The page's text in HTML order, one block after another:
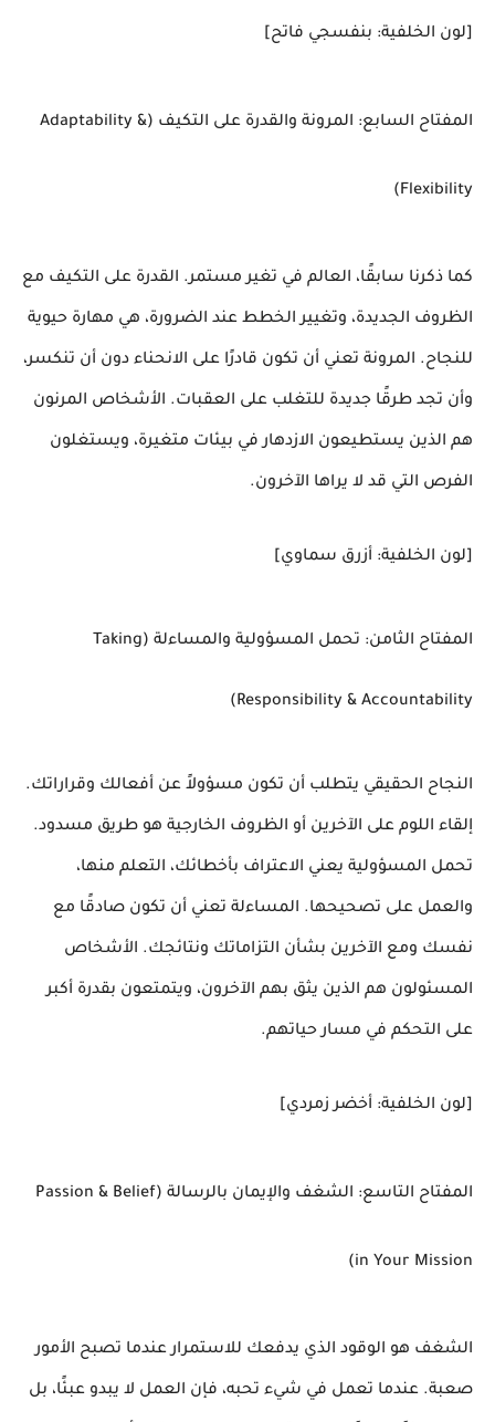
[لون الخلفية: بنفسجي فاتح]
المفتاح السابع: المرونة والقدرة على التكيف (Adaptability &
Flexibility)
كما ذكرنا سابقًا، العالم في تغير مستمر. القدرة على التكيف مع
الظروف الجديدة، وتغيير الخطط عند الضرورة، هي مهارة حيوية
للنجاح. المرونة تعني أن تكون قادرًا على الانحناء دون أن تنكسر،
وأن تجد طرقًا جديدة للتغلب على العقبات. الأشخاص المرنون
هم الذين يستطيعون الازدهار في بيئات متغيرة، ويستغلون
الفرص التي قد لا يراها الآخرون.
[لون الخلفية: أزرق سماوي]
المفتاح الثامن: تحمل المسؤولية والمساءلة (Taking
Responsibility & Accountability)
النجاح الحقيقي يتطلب أن تكون مسؤولاً عن أفعالك وقراراتك.
إلقاء اللوم على الآخرين أو الظروف الخارجية هو طريق مسدود.
تحمل المسؤولية يعني الاعتراف بأخطائك، التعلم منها،
والعمل على تصحيحها. المساءلة تعني أن تكون صادقًا مع
نفسك ومع الآخرين بشأن التزاماتك ونتائجك. الأشخاص
المسئولون هم الذين يثق بهم الآخرون، ويتمتعون بقدرة أكبر
على التحكم في مسار حياتهم.
[لون الخلفية: أخضر زمردي]
المفتاح التاسع: الشغف والإيمان بالرسالة (Passion & Belief
in Your Mission)
الشغف هو الوقود الذي يدفعك للاستمرار عندما تصبح الأمور
صعبة. عندما تعمل في شيء تحبه، فإن العمل لا يبدو عبئًا، بل